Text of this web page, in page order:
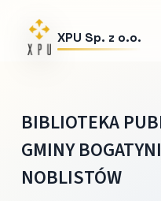
XPU Sp. z o.o.
BIBLIOTEKA
GMINY
NOBLISTÓW